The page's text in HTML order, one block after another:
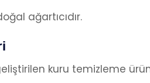
ağartıcıdır.
kuru temizleme